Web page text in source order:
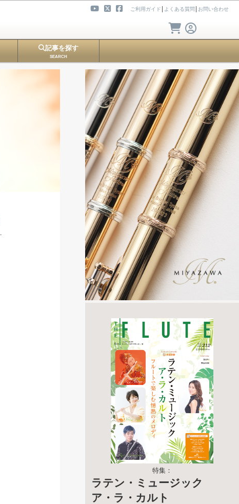
ご利用ガイド よくある質問 お問い合わせ
記事を探す
SEARCH
特集：
ラテン・ミュージック
ア・ラ・カルト